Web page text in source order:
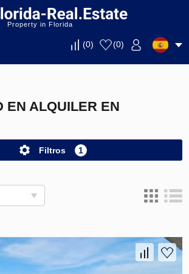
Property in Florida
(0) (0)
EN ALQUILER EN
Filtros 1